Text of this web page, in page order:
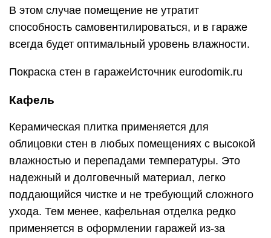
В этом случае помещение не утратит
способность самовентилироваться, и в гараже
всегда будет оптимальный уровень влажности.
Покраска стен в гаражеИсточник eurodomik.ru
Кафель
Керамическая плитка применяется для
облицовки стен в любых помещениях с высокой
влажностью и перепадами температуры. Это
надежный и долговечный материал, легко
поддающийся чистке и не требующий сложного
ухода. Тем менее, кафельная отделка редко
применяется в оформлении гаражей из-за